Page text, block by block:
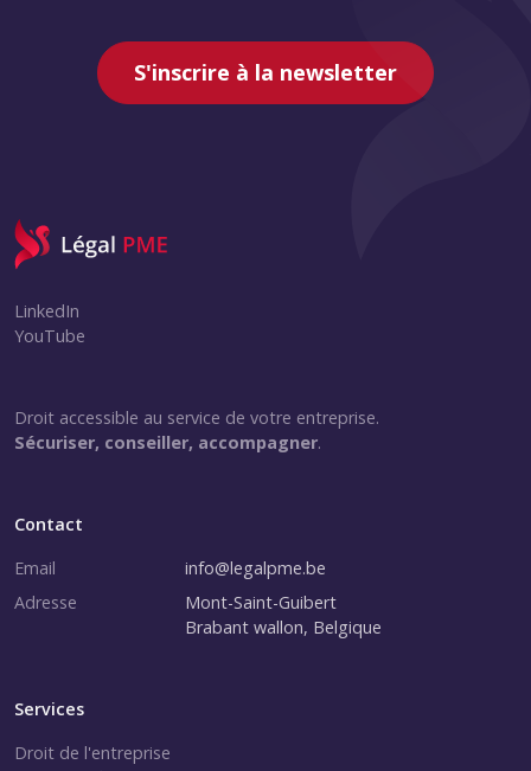
S'inscrire à la newsletter
LinkedIn
YouTube
Droit accessible au service de votre entreprise.
Sécuriser, conseiller, accompagner.
Contact
Email
info@legalpme.be
Adresse
Mont-Saint-Guibert
Brabant wallon, Belgique
Services
Droit de l'entreprise